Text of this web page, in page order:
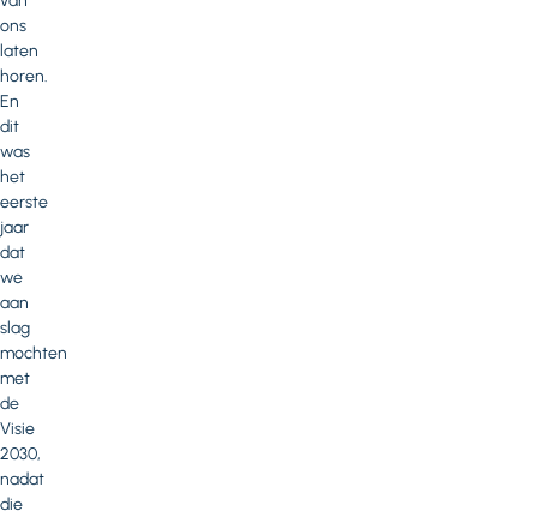
ons
laten
horen.
En
dit
was
het
eerste
jaar
dat
we
aan
slag
mochten
met
de
Visie
2030,
nadat
die